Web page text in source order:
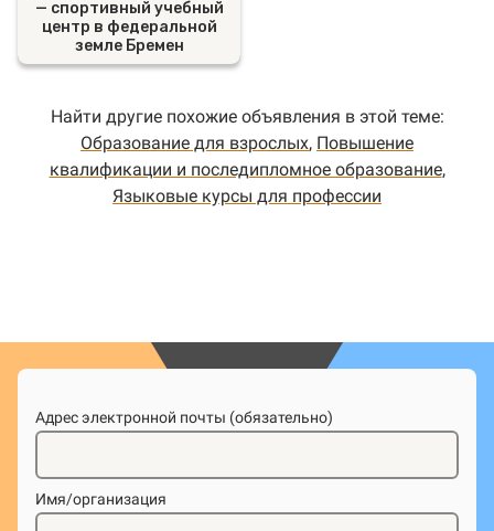
— спортивный учебный
центр в федеральной
земле Бремен
Найти другие похожие объявления в этой теме:
Образование для взрослых, Повышение
квалификации и последипломное образование,
Языковые курсы для профессии
Адрес электронной почты (обязательно)
Имя/организация